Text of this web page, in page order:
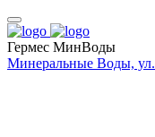
Гермес МинВоды
Минеральные Воды,